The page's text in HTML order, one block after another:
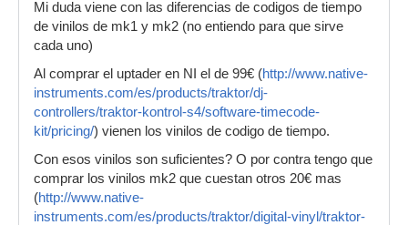
Mi duda viene con las diferencias de codigos de tiempo
de vinilos de mk1 y mk2 (no entiendo para que sirve
cada uno)
Al comprar el uptader en NI el de 99€ (http://www.native-
instruments.com/es/products/traktor/dj-
controllers/traktor-kontrol-s4/software-timecode-
kit/pricing/) vienen los vinilos de codigo de tiempo.
Con esos vinilos son suficientes? O por contra tengo que
comprar los vinilos mk2 que cuestan otros 20€ mas
(http://www.native-
instruments.com/es/products/traktor/digital-vinyl/traktor-